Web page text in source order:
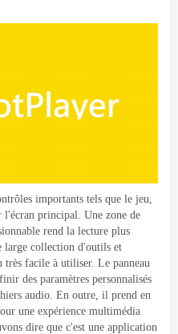
importants tels que le jeu,
l'écran principal. Une zone de
rend la lecture plus
large collection d'outils et
facile à utiliser. Le panneau
des paramètres personnalisés
audio. En outre, il prend en
une expérience multimédia
dire que c'est une application